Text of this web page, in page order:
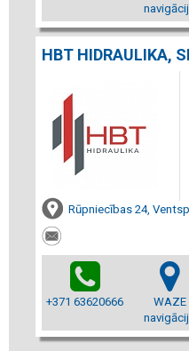
HBT HIDRAULIKA,
Rūpniecības 24,
+371 63620666
WAZE